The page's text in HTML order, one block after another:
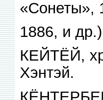
«Сонеты»,
1886, и
КЕЙТЁЙ,
Хэнтэй.